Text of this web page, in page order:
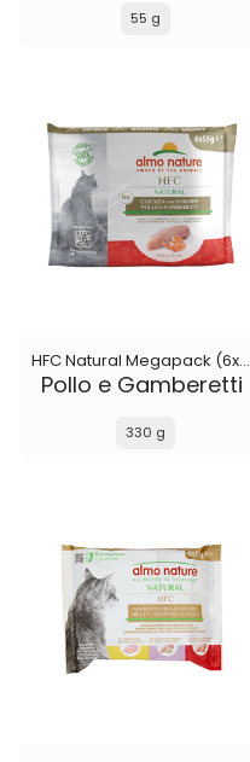
55 g
HFC Natural Megapack (6x55 g)
Pollo e Gamberetti
330 g